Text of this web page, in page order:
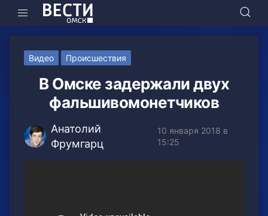
Видео Происшествия
В Омске задержали двух
фальшивомонетчиков
Анатолий
Фрумгарц
10 января 2018 в
15:25